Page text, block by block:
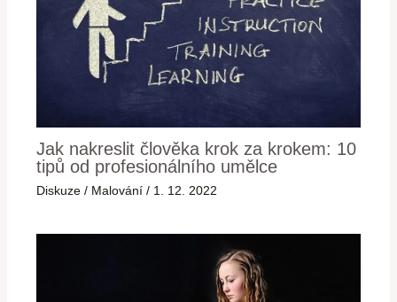
Jak nakreslit člověka krok za krokem: 10
tipů od profesionálního umělce
Diskuze / Malování / 1. 12. 2022